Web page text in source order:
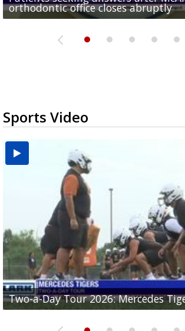
orthodontic office closes abruptly
Rowe...
Pharr...
at annual Technovate conference
Harlingen cancer clinic
Sports Video
Two-a-Day Tour 2026: Mercedes
Two-a-Day Tour 2026: Progreso
Two-a-Day Tour 2026: Donna
Two-a-Day Tour 2026: Brownsville
Two-a-Day Tour 2026: La Joya